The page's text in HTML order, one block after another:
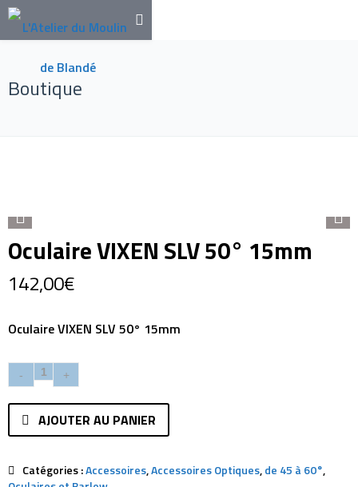
Boutique
Oculaire VIXEN SLV 50° 15mm
142,00€
Oculaire VIXEN SLV 50° 15mm
AJOUTER AU PANIER
Catégories :Accessoires,Accessoires Optiques,de 45 à 60°,